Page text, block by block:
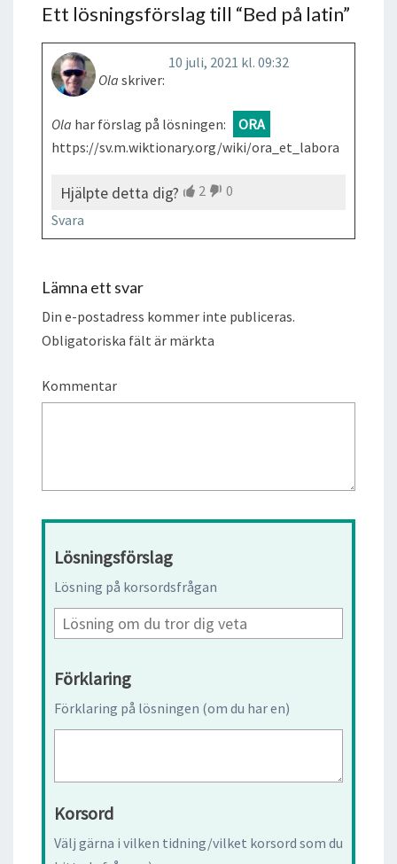
Ett lösningsförslag till “Bed på latin”
Ola skriver:
10 juli, 2021 kl. 09:32
Ola har förslag på lösningen:
ORA
https://sv.m.wiktionary.org/wiki/ora_et_labora
Hjälpte detta dig? 2
0
Svara
Lämna ett svar
Din e-postadress kommer inte publiceras.
Obligatoriska fält är märkta
Kommentar
Lösningsförslag
Lösning på korsordsfrågan
Förklaring
Förklaring på lösningen (om du har en)
Korsord
Välj gärna i vilken tidning/vilket korsord som du